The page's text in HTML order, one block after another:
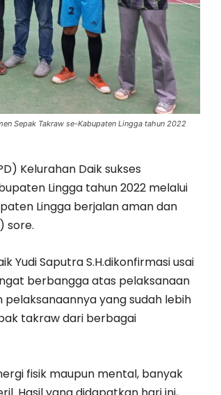
Sepak Takraw se-Kabupaten Lingga tahun 2022
Kelurahan Daik sukses
Lingga tahun 2022 melalui
Lingga berjalan aman dan
sore.
Yudi Saputra S.H.dikonfirmasi usai
berbangga atas pelaksanaan
yang sudah lebih
takraw dari berbagai
fisik maupun mental, banyak